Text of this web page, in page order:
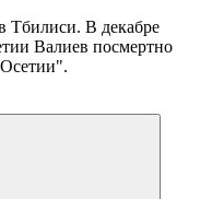
Тбилиси. В декабре
Валиев посмертно